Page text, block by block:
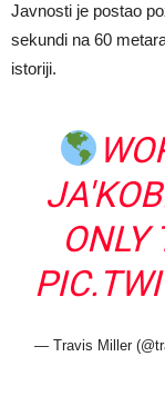
Javnosti je postao
sekundi na 60
istoriji.
ONLY
— Travis Miller